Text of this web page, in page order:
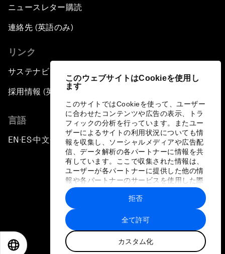
このウェブサイトはCookieを使用し
ます
このサイトではCookieを使って、ユーザー
に合わせたコンテンツや広告の表示、トラ
フィックの分析を行っています。またユー
ザーによるサイトの利用状況についても情
報を収集し、ソーシャルメディアや広告配
信、データ解析の各パートナーに情報を共
有しています。ここで収集された情報は、
ユーザーが各パートナーに提供した他の情
報や各パートナーのサービスを使用した際
に収集された情報と組み合わされ、各パー
トナーによって使用されることがありま
す。
全て許可
カスタム化
拒否
ニュースレター購読
連絡先 (英語のみ)
リンク
サステナビリティへの取り組み
採用情報 (英語のみ)
言語
EN ▪ES▪中文▪ 日本語
プライバシーポリシーと利用規約
サイトマップ
©
世界経済フォーラム